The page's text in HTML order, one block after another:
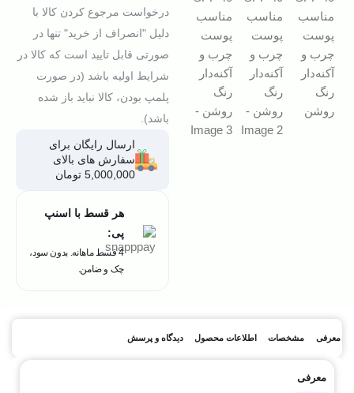
درخواست مرجوع کردن کالا با
دلیل "انصراف از خرید" تنها در
صورتی قابل تایید است که کالا در
شرایط اولیه باشد (در صورت
پلمپ بودن، کالا نباید باز شده
باشد).
ارسال رایگان برای
سفارش های بالای
5,000,000 تومان
هر قسط با اسنپ
پی:
4 قسط ماهانه. بدون سود،
چک و ضامن.
معرفی مشخصات اطلاعات محصول دیدگاه و پرسش
معرفی